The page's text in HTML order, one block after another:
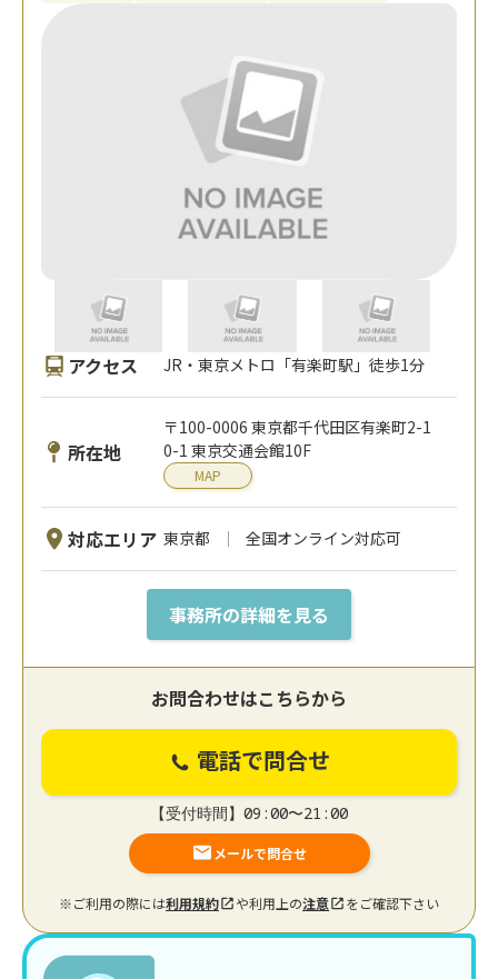
アクセス JR・東京メトロ「有楽町駅」徒歩1分
所在地
〒100-0006 東京都千代田区有楽町2-1
0-1 東京交通会館10F
MAP
対応エリア 東京都 全国オンライン対応可
事務所の詳細を見る
お問合わせはこちらから
電話で問合せ
【受付時間】09:00〜21:00
メールで問合せ
※ご利用の際には利用規約 や利用上の注意 をご確認下さい